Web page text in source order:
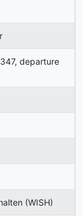
departure
(WISH)